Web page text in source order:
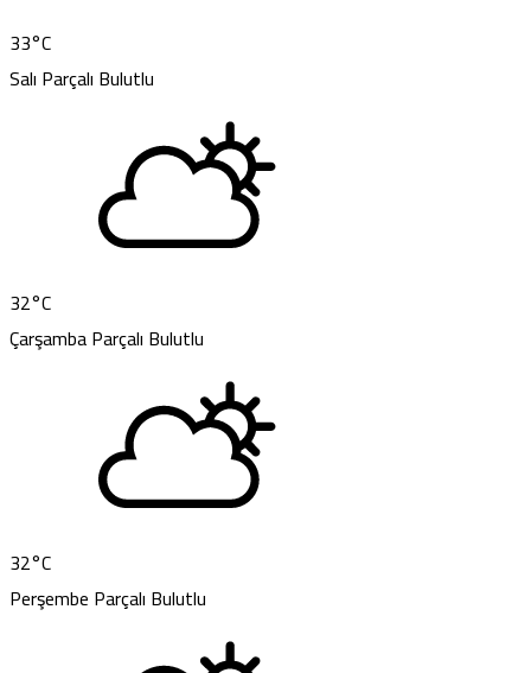
33°C
Salı Parçalı Bulutlu
32°C
ÇarşambaParçalı Bulutlu
32°C
Perşembe Parçalı Bulutlu